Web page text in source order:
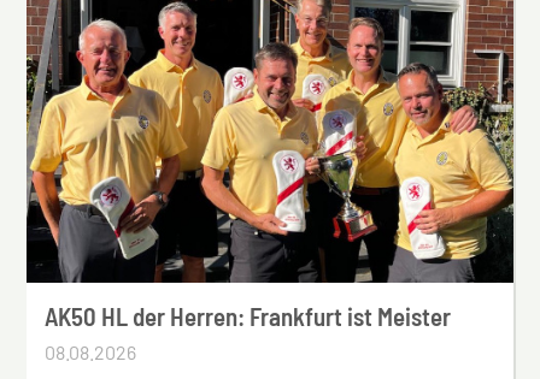
AK50 HL der Herren: Frankfurt ist Meister
08.08.2026